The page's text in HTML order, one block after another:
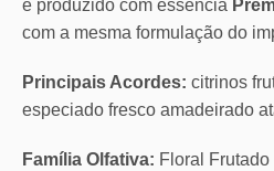
é produzido com essência
com a mesma formulação do
Principais Acordes: citrinos
especiado fresco amadeirado
Família Olfativa: Floral Frutado